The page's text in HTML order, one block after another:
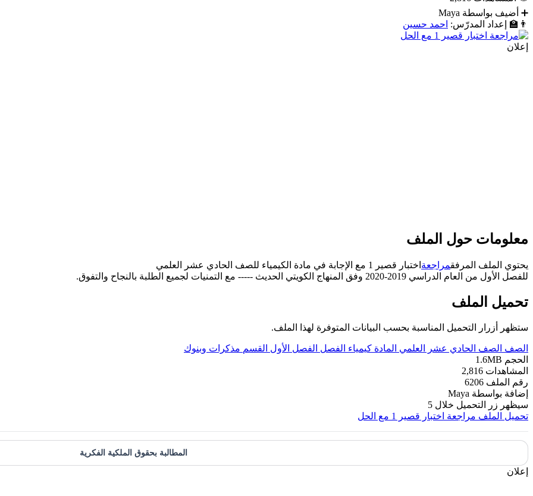
➕ أضيف بواسطة Maya
👨‍🏫
إعداد المدرّس: احمد حسين
إعلان
معلومات حول الملف
يحتوي الملف المرفقمراجعة اختبار قصير 1 مع الإجابة في مادة الكيمياء للصف الحادي عشر العلمي
للفصل الأول من العام الدراسي 2019-2020 وفق المنهاج الكويتي الحديث ----- مع التمنيات لجميع الطلبة بالنجاح والتفوق.
تحميل الملف
ستظهر أزرار التحميل المناسبة بحسب البيانات المتوفرة لهذا الملف.
الصف الصف الحادي عشر العلمي المادة كيمياء الفصل الفصل الأول القسم مذكرات وبنوك
الحجم 1.6MB
المشاهدات 2,816
رقم الملف 6206
إضافة بواسطة Maya
سيظهر زر التحميل خلال 5
تحميل الملف مراجعة اختبار قصير 1 مع الحل
المطالبة بحقوق الملكية الفكرية
إعلان